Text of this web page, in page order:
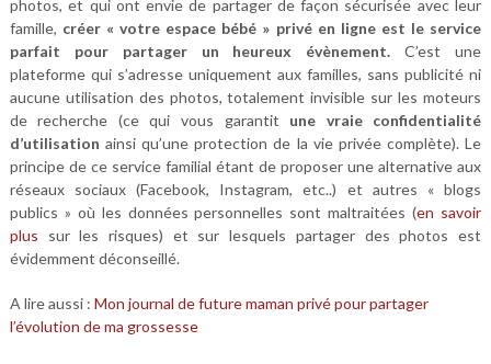
photos, et qui ont envie de partager de façon sécurisée avec leur
famille, créer « votre espace bébé » privé en ligne est le service
parfait pour partager un heureux évènement. C’est une
plateforme qui s’adresse uniquement aux familles, sans publicité ni
aucune utilisation des photos, totalement invisible sur les moteurs
de recherche (ce qui vous garantit une vraie confidentialité
d’utilisation ainsi qu’une protection de la vie privée complète). Le
principe de ce service familial étant de proposer une alternative aux
réseaux sociaux (Facebook, Instagram, etc..) et autres « blogs
publics » où les données personnelles sont maltraitées (en savoir
plus sur les risques) et sur lesquels partager des photos est
évidemment déconseillé.
A lire aussi : Mon journal de future maman privé pour partager
l’évolution de ma grossesse